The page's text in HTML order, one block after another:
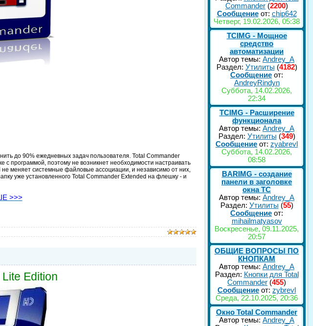
до 90% ежедневных задач пользователя. Total Commander
с программой, поэтому не возникнет необходимости настраивать
меняет системные файловые ассоциации, и независимо от них,
уже установленного Total Commander Extended на флешку - и
>>>
Edition
Commander (2200)
Сообщениеот: chip642
Четверг, 19.02.2026, 05:38
TCIMG - Мощное
средство
автоматизации
Автор темы: Andrey_A
Раздел: Утилиты (4182)
Сообщение от:
AndreyRindyn
Суббота, 14.02.2026,
22:34
TCIMG - Расширение
функционала
Автор темы: Andrey_A
Раздел: Утилиты (349)
Сообщение от: zyabrevl
Суббота, 14.02.2026,
08:58
BARIMG - создание
панели в заголовке
окна TC
Автор темы: Andrey_A
Раздел: Утилиты (55)
Сообщение от:
mihailmatyasov
Воскресенье, 09.11.2025,
20:57
ОБЩИЕ ВОПРОСЫ ПО
КНОПКАМ
Автор темы: Andrey_A
Раздел: Кнопки для Total
Commander (455)
Сообщение от: zybrevl
Среда, 22.10.2025, 20:36
Окно Total Commander
Автор темы: Andrey_A